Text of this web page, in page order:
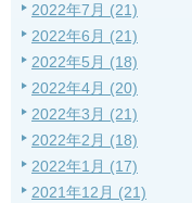
2022年7月 (21)
2022年6月 (21)
2022年5月 (18)
2022年4月 (20)
2022年3月 (21)
2022年2月 (18)
2022年1月 (17)
2021年12月 (21)